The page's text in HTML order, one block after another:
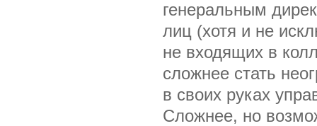
генеральным
лиц (хотя и не
не входящих в
сложнее стать
в своих руках
Сложнее, но